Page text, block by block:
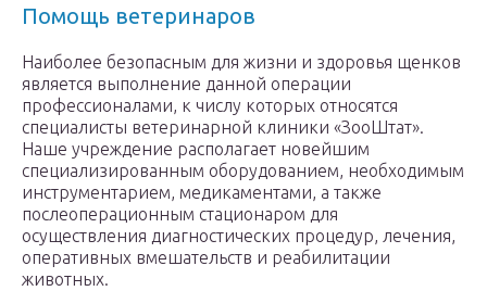
Помощь ветеринаров
Наиболее безопасным для жизни и здоровья щенков
является выполнение данной операции
профессионалами, к числу которых относятся
специалисты ветеринарной клиники «ЗооШтат».
Наше учреждение располагает новейшим
специализированным оборудованием, необходимым
инструментарием, медикаментами, а также
послеоперационным стационаром для
осуществления диагностических процедур, лечения,
оперативных вмешательств и реабилитации
животных.